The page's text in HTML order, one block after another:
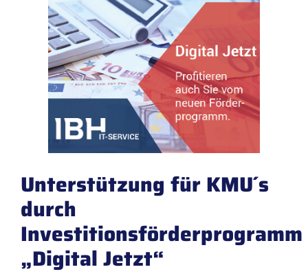
Unterstützung für KMU´s
durch
Investitionsförderprogramm
„Digital Jetzt“